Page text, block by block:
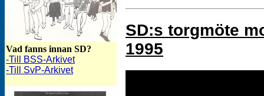
Vad fanns innan SD?
-Till BSS-Arkivet
-Till SvP-Arkivet
SD:s torgmöte
1995